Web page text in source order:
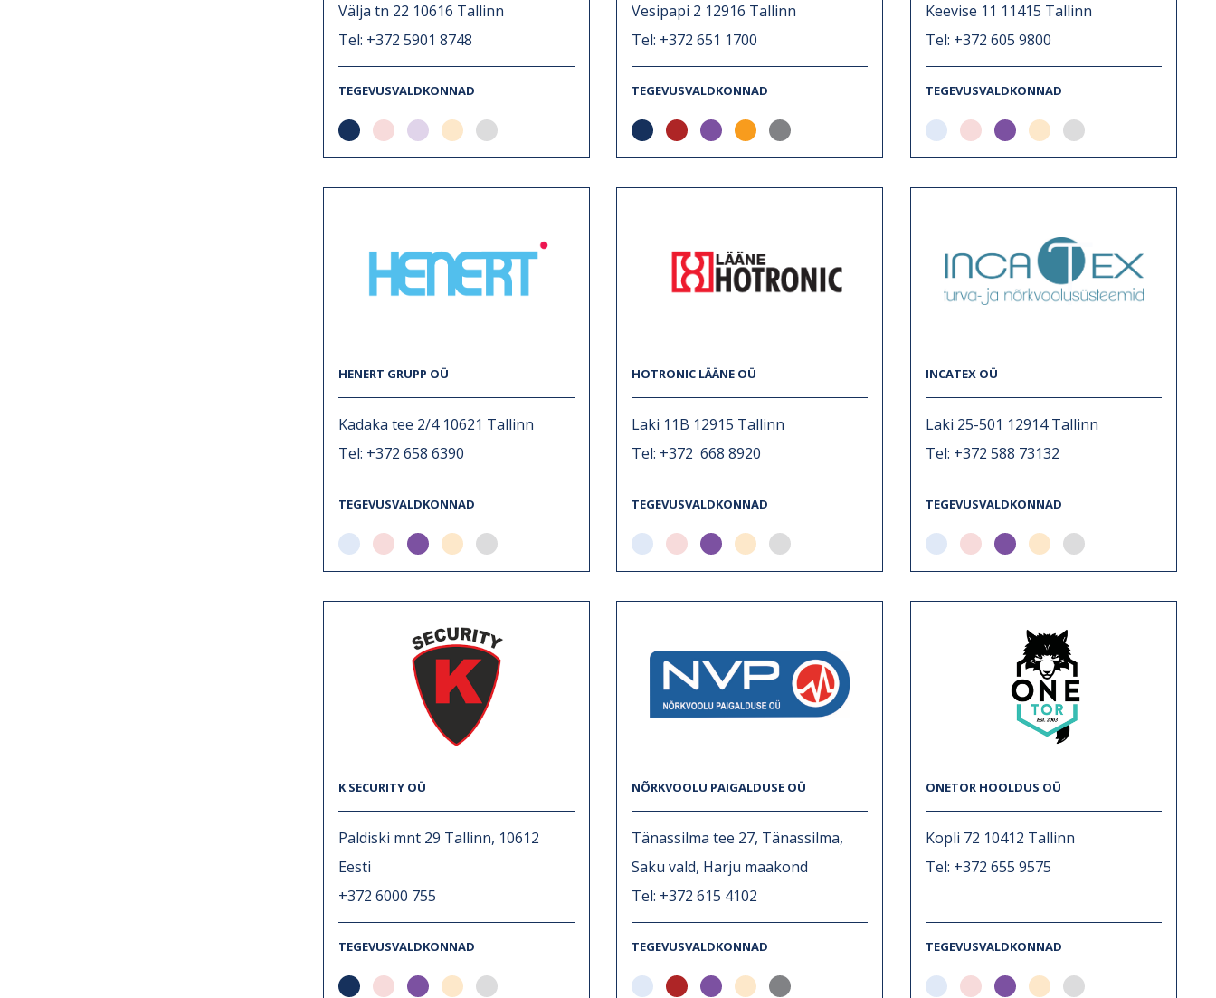
Välja tn 22 10616 Tallinn
Tel: +372 5901 8748
TEGEVUSVALDKONNAD
Vesipapi 2 12916 Tallinn
Tel: +372 651 1700
TEGEVUSVALDKONNAD
Keevise 11 11415 Tallinn
Tel: +372 605 9800
TEGEVUSVALDKONNAD
HENERT GRUPP OÜ
Kadaka tee 2/4 10621 Tallinn
Tel: +372 658 6390
TEGEVUSVALDKONNAD
HOTRONIC LÄÄNE OÜ
Laki 11B 12915 Tallinn
Tel: +372 668 8920
TEGEVUSVALDKONNAD
INCATEX OÜ
Laki 25-501 12914 Tallinn
Tel: +372 588 73132
TEGEVUSVALDKONNAD
K SECURITY OÜ
Paldiski mnt 29 Tallinn, 10612
Eesti
+372 6000 755
TEGEVUSVALDKONNAD
NÕRKVOOLU PAIGALDUSE OÜ
Tänassilma tee 27, Tänassilma,
Saku vald, Harju maakond
Tel: +372 615 4102
TEGEVUSVALDKONNAD
ONETOR HOOLDUS OÜ
Kopli 72 10412 Tallinn
Tel: +372 655 9575
TEGEVUSVALDKONNAD